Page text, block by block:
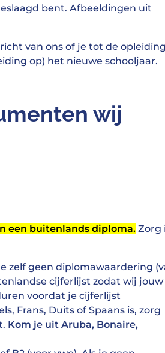
bent. Afbeeldingen uit
van ons of je tot de opleiding
op) het nieuwe schooljaar.
wij
een buitenlands diploma. Zorg
zelf geen diplomawaardering
cijferlijst zodat wij jouw
voordat je cijferlijst
Frans, Duits of Spaans is, zorg
Kom je uit Aruba, Bonaire,